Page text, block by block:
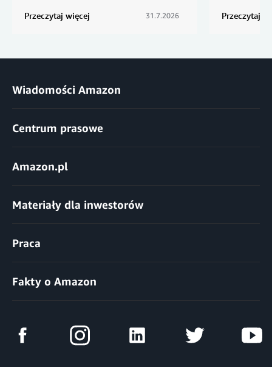
Przeczytaj więcej 31.7.2026 Przeczytaj
Wiadomości Amazon
Centrum prasowe
Amazon.pl
Materiały dla inwestorów
Praca
Fakty o Amazon